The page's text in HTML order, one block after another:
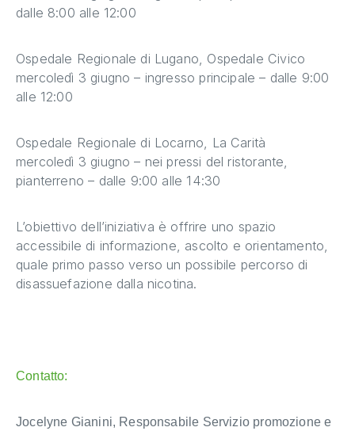
dalle 8:00 alle 12:00
Ospedale Regionale di Lugano, Ospedale Civico
mercoledì 3 giugno – ingresso principale – dalle 9:00
alle 12:00
Ospedale Regionale di Locarno, La Carità
mercoledì 3 giugno – nei pressi del ristorante,
pianterreno – dalle 9:00 alle 14:30
L’obiettivo dell’iniziativa è offrire uno spazio
accessibile di informazione, ascolto e orientamento,
quale primo passo verso un possibile percorso di
disassuefazione dalla nicotina.
Contatto:
Jocelyne Gianini, Responsabile Servizio promozione e